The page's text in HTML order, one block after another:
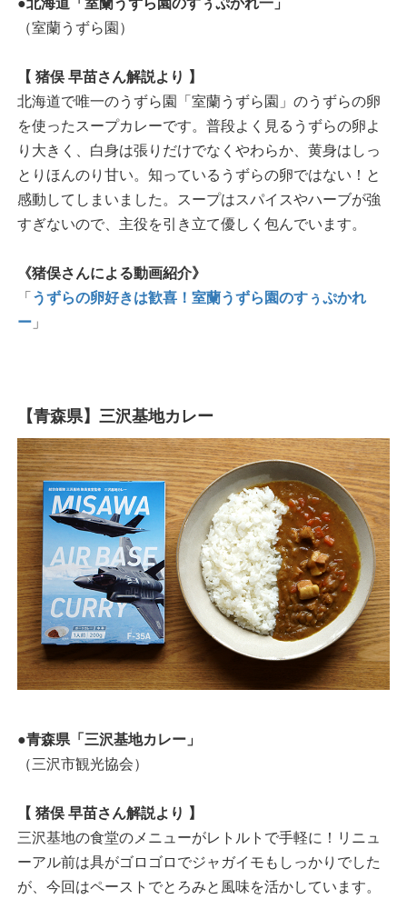
（室蘭うずら園）
【 猪俣 早苗さん解説より 】
北海道で唯一のうずら園「室蘭うずら園」のうずらの卵
を使ったスープカレーです。普段よく見るうずらの卵よ
り大きく、白身は張りだけでなくやわらか、黄身はしっ
とりほんのり甘い。知っているうずらの卵ではない！と
感動してしまいました。スープはスパイスやハーブが強
すぎないので、主役を引き立て優しく包んでいます。
《猪俣さんによる動画紹介》
「うずらの卵好きは歓喜！室蘭うずら園のすぅぷかれ
ー 」
【青森県】三沢基地カレー
●青森県「三沢基地カレー」
（三沢市観光協会）
【 猪俣 早苗さん解説より 】
三沢基地の食堂のメニューがレトルトで手軽に！リニュ
ーアル前は具がゴロゴロでジャガイモもしっかりでした
が、今回はペーストでとろみと風味を活かしています。